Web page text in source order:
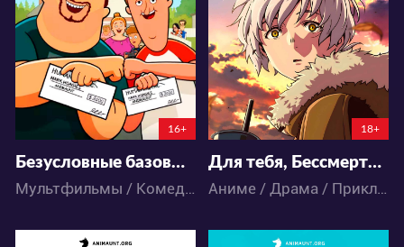
31
16+
Безусловные базовые парни 2 сезон
Мультфильмы / Комедия
181 95
18+
Для тебя, Бессмертный 3
Аниме / Драма / Приключения / Паранормальное / Сёнэн